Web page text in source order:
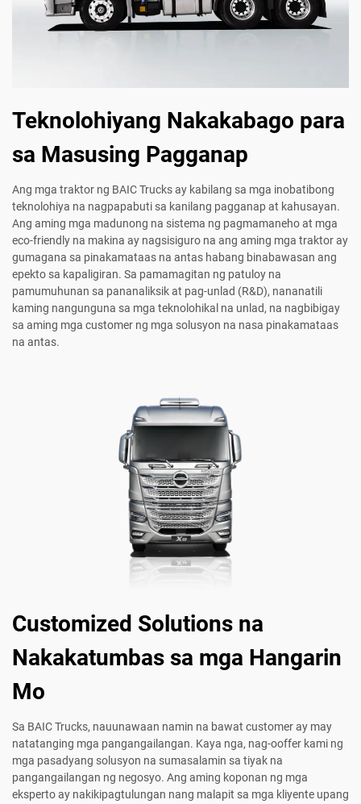
Teknolohiyang Nakakabago para
sa Masusing Pagganap
Ang mga traktor ng BAIC Trucks ay kabilang sa mga inobatibong
teknolohiya na nagpapabuti sa kanilang pagganap at kahusayan.
Ang aming mga madunong na sistema ng pagmamaneho at mga
eco-friendly na makina ay nagsisiguro na ang aming mga traktor ay
gumagana sa pinakamataas na antas habang binabawasan ang
epekto sa kapaligiran. Sa pamamagitan ng patuloy na
pamumuhunan sa pananaliksik at pag-unlad (R&D), nananatili
kaming nangunguna sa mga teknolohikal na unlad, na nagbibigay
sa aming mga customer ng mga solusyon na nasa pinakamataas
na antas.
Customized Solutions na
Nakakatumbas sa mga Hangarin
Mo
Sa BAIC Trucks, nauunawaan namin na bawat customer ay may
natatanging mga pangangailangan. Kaya nga, nag-ooffer kami ng
mga pasadyang solusyon na sumasalamin sa tiyak na
pangangailangan ng negosyo. Ang aming koponan ng mga
eksperto ay nakikipagtulungan nang malapit sa mga kliyente upang